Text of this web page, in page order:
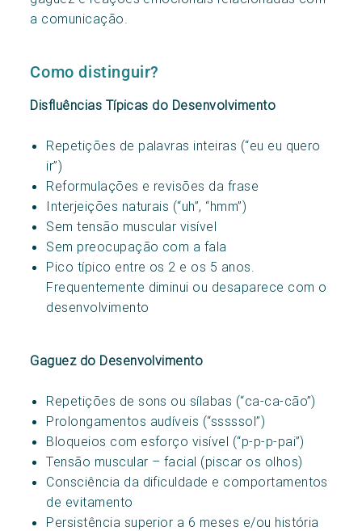
a comunicação.
Como distinguir?
Disfluências Típicas do Desenvolvimento
Repetições de palavras inteiras (“eu eu quero
ir”)
Reformulações e revisões da frase
Interjeições naturais (“uh”, “hmm”)
Sem tensão muscular visível
Sem preocupação com a fala
Pico típico entre os 2 e os 5 anos.
Frequentemente diminui ou desaparece com o
desenvolvimento
Gaguez do Desenvolvimento
Repetições de sons ou sílabas (“ca-ca-cão”)
Prolongamentos audíveis (“sssssol”)
Bloqueios com esforço visível (“p-p-p-pai”)
Tensão muscular – facial (piscar os olhos)
Consciência da dificuldade e comportamentos
de evitamento
Persistência superior a 6 meses e/ou história